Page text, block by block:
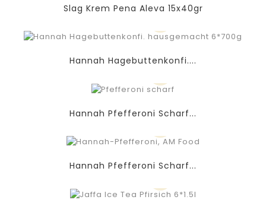
Slag Krem Pena Aleva 15x40gr
Hannah Hagebuttenkonfi....
Hannah Pfefferoni Scharf...
Hannah Pfefferoni Scharf...